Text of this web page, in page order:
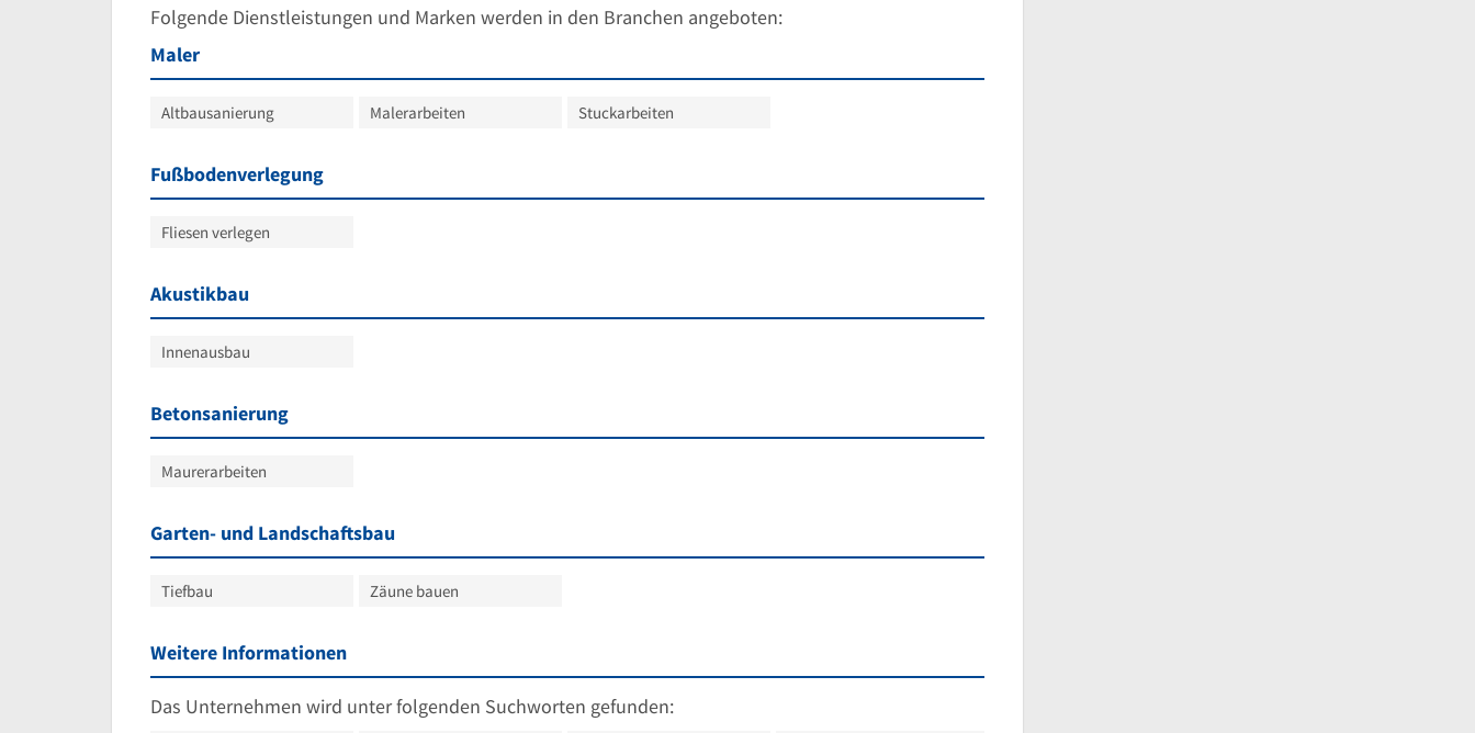
Folgende Dienstleistungen und Marken werden in den Branchen angeboten:
Maler
Altbausanierung Malerarbeiten Stuckarbeiten
Fußbodenverlegung
Fliesen verlegen
Akustikbau
Innenausbau
Betonsanierung
Maurerarbeiten
Garten- und Landschaftsbau
Tiefbau Zäune bauen
Weitere Informationen
Das Unternehmen wird unter folgenden Suchworten gefunden: